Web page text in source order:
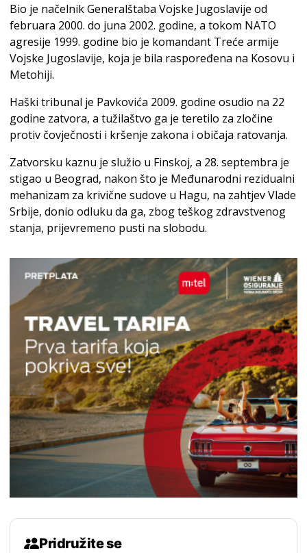
Bio je načelnik Generalštaba Vojske Jugoslavije od
februara 2000. do juna 2002. godine, a tokom NATO
agresije 1999. godine bio je komandant Treće armije
Vojske Jugoslavije, koja je bila raspoređena na Kosovu i
Metohiji.
Haški tribunal je Pavkovića 2009. godine osudio na 22
godine zatvora, a tužilaštvo ga je teretilo za zločine
protiv čovječnosti i kršenje zakona i običaja ratovanja.
Zatvorsku kaznu je služio u Finskoj, a 28. septembra je
stigao u Beograd, nakon što je Međunarodni rezidualni
mehanizam za krivične sudove u Hagu, na zahtjev Vlade
Srbije, donio odluku da ga, zbog teškog zdravstvenog
stanja, prijevremeno pusti na slobodu.
Pridružite se